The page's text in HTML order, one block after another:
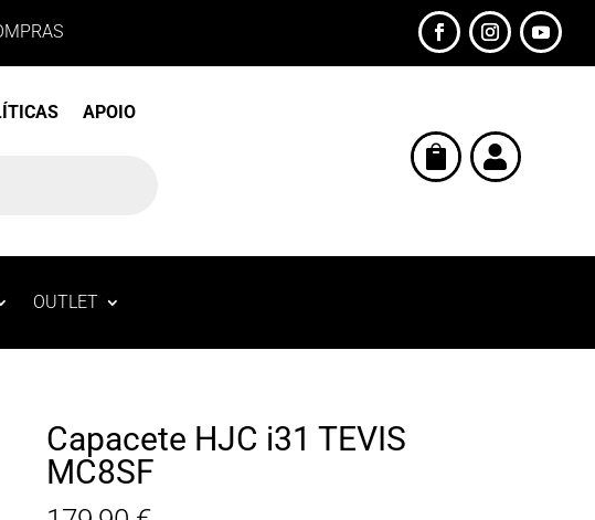
APOIO
 
OUTLET
Capacete HJC i31 TEVIS
MC8SF